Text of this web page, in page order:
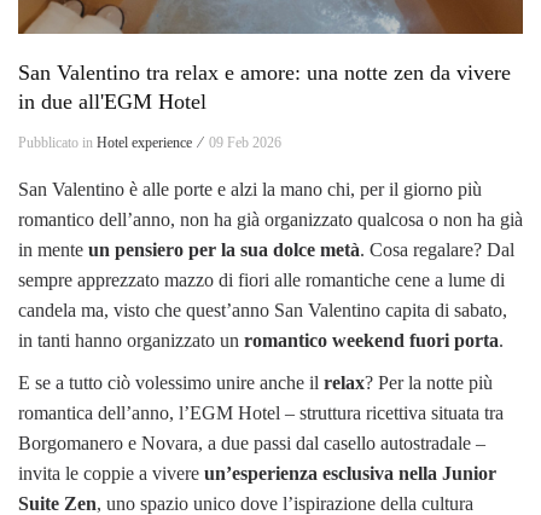
San Valentino tra relax e amore: una notte zen da vivere
in due all'EGM Hotel
Pubblicato in Hotel experience ⁄ 09 Feb 2026
San Valentino è alle porte e alzi la mano chi, per il giorno più
romantico dell’anno, non ha già organizzato qualcosa o non ha già
in mente un pensiero per la sua dolce metà. Cosa regalare? Dal
sempre apprezzato mazzo di fiori alle romantiche cene a lume di
candela ma, visto che quest’anno San Valentino capita di sabato,
in tanti hanno organizzato un romantico weekend fuori porta.
E se a tutto ciò volessimo unire anche il relax? Per la notte più
romantica dell’anno, l’EGM Hotel – struttura ricettiva situata tra
Borgomanero e Novara, a due passi dal casello autostradale –
invita le coppie a vivere un’esperienza esclusiva nella Junior
Suite Zen, uno spazio unico dove l’ispirazione della cultura